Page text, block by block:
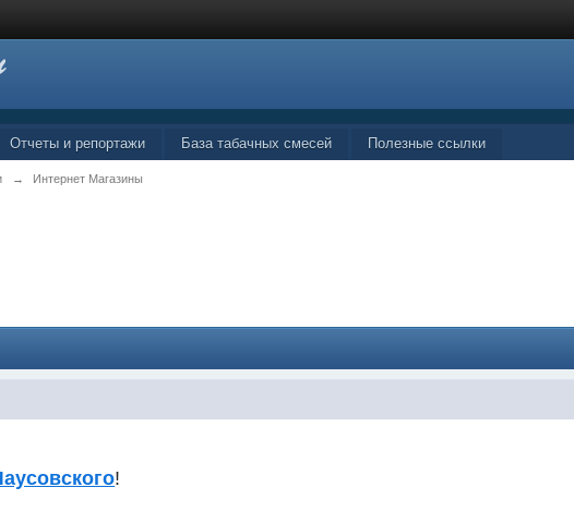
Отчеты и репортажи База табачных смесей Полезные ссылки
→ Интернет Магазины
!